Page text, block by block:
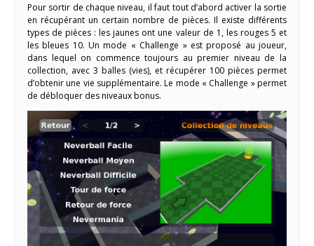
Pour sortir de chaque niveau, il faut tout d’abord activer la sortie
en récupérant un certain nombre de pièces. Il existe différents
types de pièces : les jaunes ont une valeur de 1, les rouges 5 et
les bleues 10. Un mode « Challenge » est proposé au joueur,
dans lequel on commence toujours au premier niveau de la
collection, avec 3 balles (vies), et récupérer 100 pièces permet
d’obtenir une vie supplémentaire. Le mode « Challenge » permet
de débloquer des niveaux bonus.